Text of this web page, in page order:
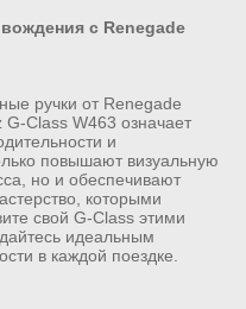
с Renegade
ручки от Renegade
Class W463 означает
и
повышают визуальную
но и обеспечивают
которыми
свой G-Class этими
идеальным
в каждой поездке.